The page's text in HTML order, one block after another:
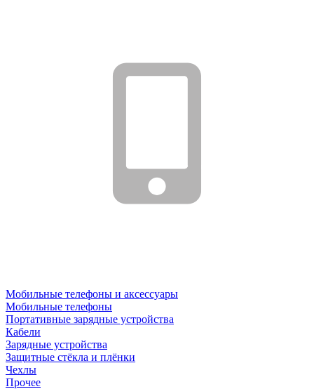
Мобильные телефоны и аксессуары
Мобильные телефоны
Портативные зарядные устройства
Кабели
Зарядные устройства
Защитные стёкла и плёнки
Чехлы
Прочее